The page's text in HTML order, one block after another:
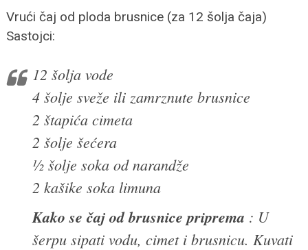
Vrući čaj od ploda brusnice (za 12 šolja čaja)
Sastojci:
12 šolja vode
4 šolje sveže ili zamrznute brusnice
2 štapića cimeta
2 šolje šećera
½ šolje soka od narandže
2 kašike soka limuna
Kako se čaj od brusnice priprema : U
šerpu sipati vodu, cimet i brusnicu. Kuvati